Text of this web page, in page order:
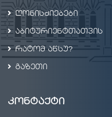
ღონისძიებები
აბიტურიენტთათვის
რატომ აწსუ?
გაზეთი
კონტაქტი